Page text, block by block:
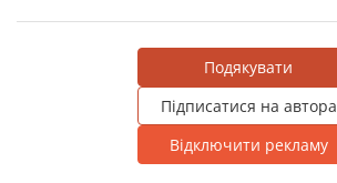
Подякувати
Підписатися на автора
Відключити рекламу